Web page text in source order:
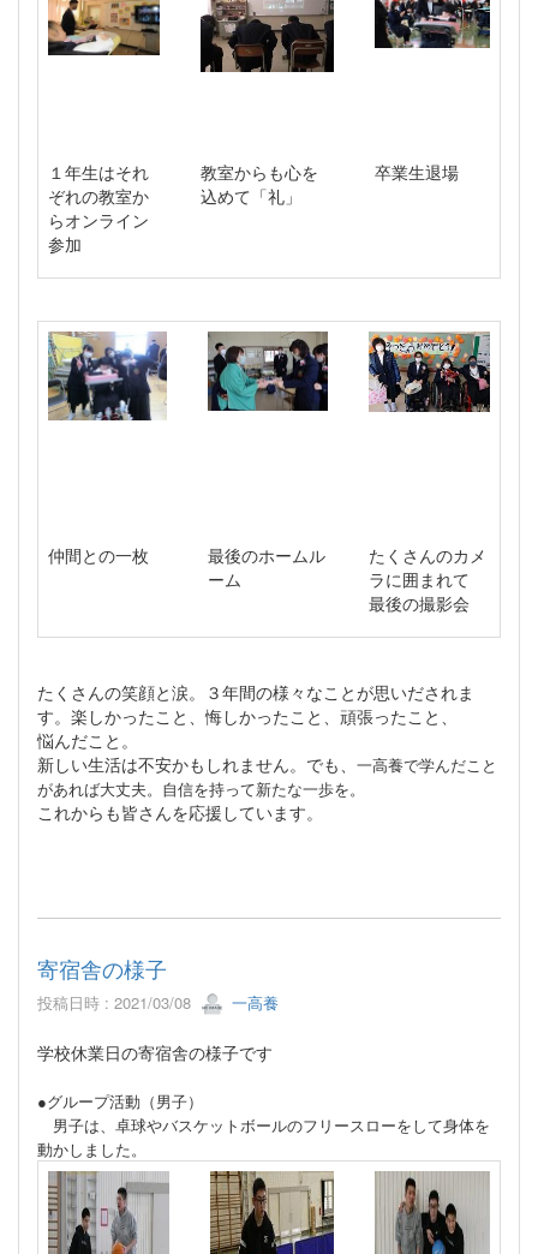
１年生はそれ
ぞれの教室か
らオンライン
参加
教室からも心を
込めて「礼」
卒業生退場
仲間との一枚
最後のホームル
ーム
たくさんのカメ
ラに囲まれて
最後の撮影会
たくさんの笑顔と涙。３年間の様々なことが思いだされま
す。楽しかったこと、悔しかったこと、頑張ったこと、
悩んだこと。
新しい生活は不安かもしれません。でも、 一高養で学んだこと
があれば大丈夫。自信を持って新たな一歩を。
これからも皆さんを応援しています。
寄宿舎の様子
投稿日時 : 2021/03/08 一高養
学校休業日の寄宿舎の様子です
●グループ活動（男子）
男子は、卓球やバスケットボールのフリースローをして身体を
動かしました。